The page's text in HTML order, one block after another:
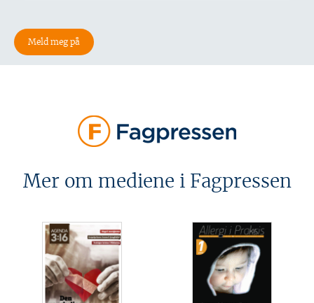
Mer om mediene i Fagpressen